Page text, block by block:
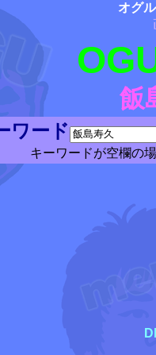
オグ
飯
ワード
キーワードが空欄の